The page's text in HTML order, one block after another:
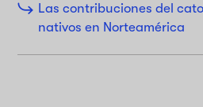
Las contribuciones del
nativos en Norteamérica